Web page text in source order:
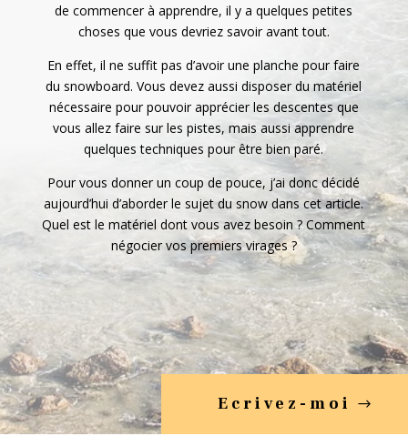
de commencer à apprendre, il y a quelques petites
choses que vous devriez savoir avant tout.
En effet, il ne suffit pas d’avoir une planche pour faire
du snowboard. Vous devez aussi disposer du matériel
nécessaire pour pouvoir apprécier les descentes que
vous allez faire sur les pistes, mais aussi apprendre
quelques techniques pour être bien paré.
Pour vous donner un coup de pouce, j’ai donc décidé
aujourd’hui d’aborder le sujet du snow dans cet article.
Quel est le matériel dont vous avez besoin ? Comment
négocier vos premiers virages ?
Ecrivez-moi